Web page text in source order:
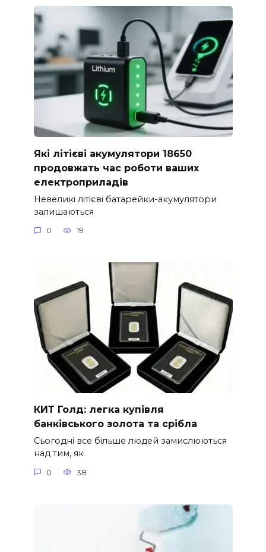
Які літієві акумулятори 18650
продовжать час роботи ваших
електроприладів
Невеликі літієві батарейки-акумулятори
залишаються
0 19
КИТ Голд: легка купівля
банківського золота та срібла
Сьогодні все більше людей замислюються
над тим, як
0 38